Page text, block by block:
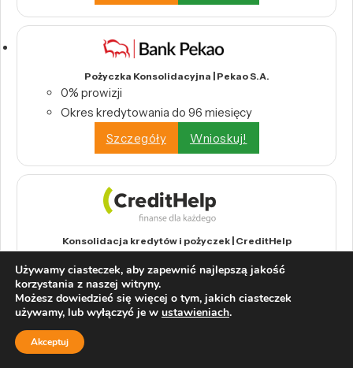
Pożyczka Konsolidacyjna | Pekao S.A.
0% prowizji
Okres kredytowania do 96 miesięcy
Szczegóły
Wnioskuj!
Konsolidacja kredytów i pożyczek | CreditHelp
wygodną ratę.
Odbierz swoje pieniądze z tytułu nadpłat
bankowych.
Wystarczy raport BIK, by skorzystać z
konsolidacji.
Używamy ciasteczek, aby zapewnić najlepszą jakość
korzystania z naszej witryny.
Możesz dowiedzieć się więcej o tym, jakich ciasteczek
używamy, lub wyłączyć je w ustawieniach.
Akceptuj